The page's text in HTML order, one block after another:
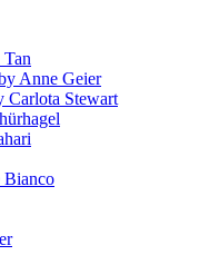
Anne Geier
Carlota Stewart
Bianco